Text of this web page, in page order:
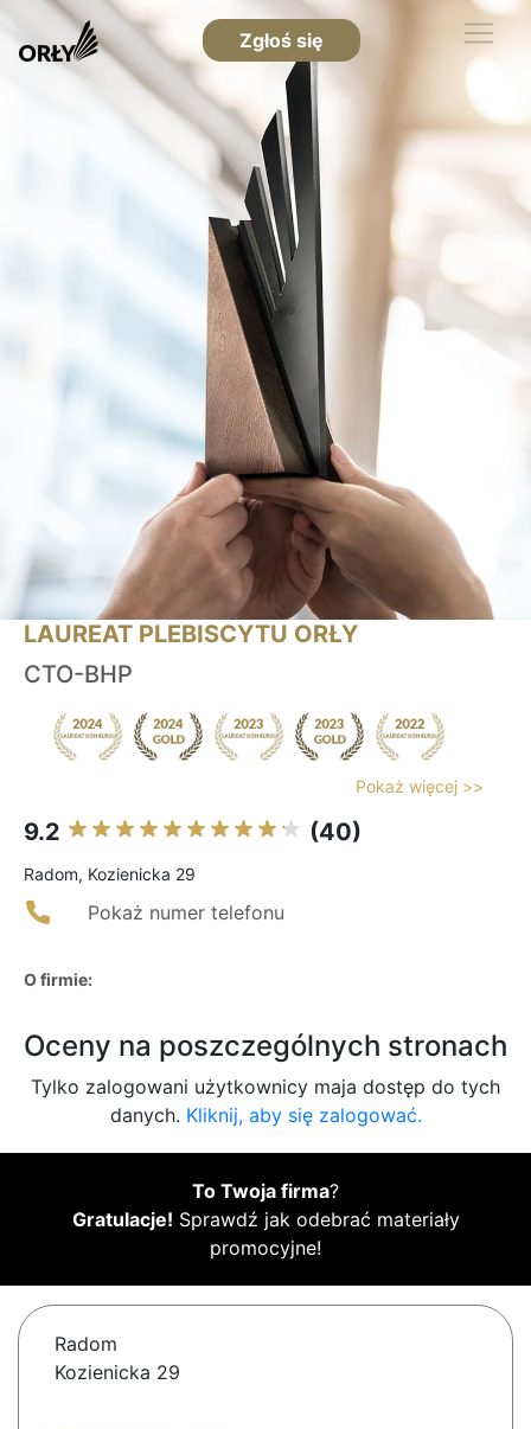
Zgłoś się
LAUREAT PLEBISCYTU ORŁY
CTO-BHP
Pokaż więcej >>
9.2 (40)
Radom, Kozienicka 29
Pokaż numer telefonu
O firmie:
Oceny na poszczególnych stronach
Tylko zalogowani użytkownicy maja dostęp do tych
danych. Kliknij, aby się zalogować.
To Twoja firma?
Gratulacje! Sprawdź jak odebrać materiały
promocyjne!
Radom
Kozienicka 29